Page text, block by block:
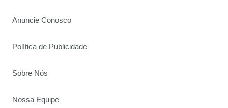
Anuncie Conosco
Política de Publicidade
Sobre Nós
Nossa Equipe